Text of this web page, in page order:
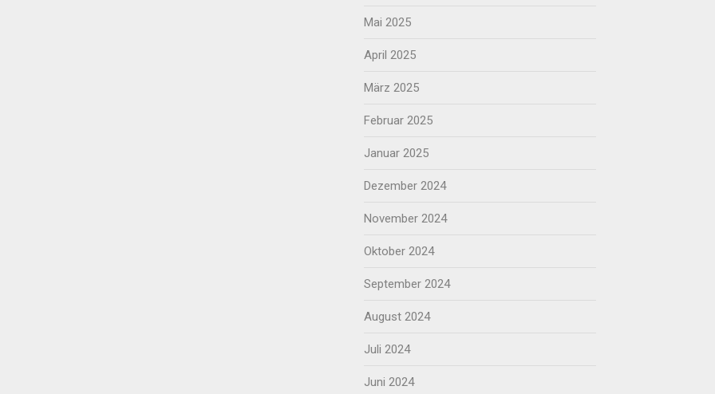
Mai 2025
April 2025
März 2025
Februar 2025
Januar 2025
Dezember 2024
November 2024
Oktober 2024
September 2024
August 2024
Juli 2024
Juni 2024